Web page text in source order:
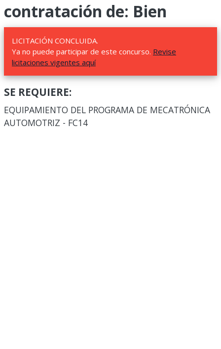
contratación de: Bien
LICITACIÓN CONCLUIDA.
Ya no puede participar de este concurso. Revise
licitaciones vigentes aquí
SE REQUIERE:
EQUIPAMIENTO DEL PROGRAMA DE MECATRÓNICA
AUTOMOTRIZ - FC14